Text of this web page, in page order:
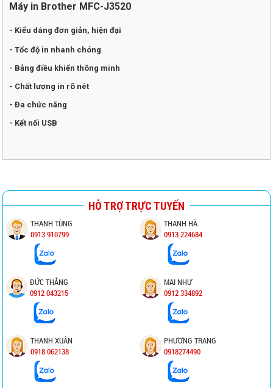
Máy in Brother MFC-J3520
- Kiểu dáng đơn giản, hiện đại
- Tốc độ in nhanh chóng
- Bảng điều khiển thông minh
- Chất lượng in rõ nét
- Đa chức năng
- Kết nối USB
HỖ TRỢ TRỰC TUYẾN
THANH TÙNG
0913 910799
THANH HÀ
0913 224684
ĐỨC THẮNG
0912 043215
MAI NHƯ
0912 334892
THANH XUÂN
0918 062138
PHƯƠNG TRANG
0918274490